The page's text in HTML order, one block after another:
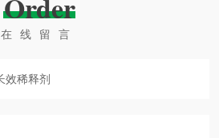
Order
在线留言